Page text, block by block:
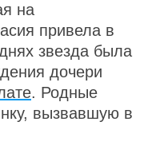
на
привела в
звезда была
дочери
. Родные
вызвавшую в